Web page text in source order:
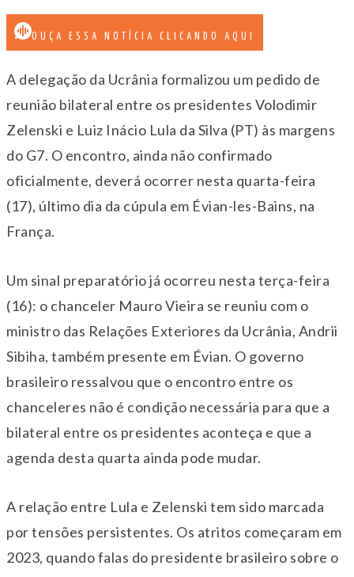
OUÇA ESSA NOTÍCIA CLICANDO AQUI
A delegação da Ucrânia formalizou um pedido de
reunião bilateral entre os presidentes Volodimir
Zelenski e Luiz Inácio Lula da Silva (PT) às margens
do G7. O encontro, ainda não confirmado
oficialmente, deverá ocorrer nesta quarta-feira
(17), último dia da cúpula em Évian-les-Bains, na
França.
Um sinal preparatório já ocorreu nesta terça-feira
(16): o chanceler Mauro Vieira se reuniu com o
ministro das Relações Exteriores da Ucrânia, Andrii
Sibiha, também presente em Évian. O governo
brasileiro ressalvou que o encontro entre os
chanceleres não é condição necessária para que a
bilateral entre os presidentes aconteça e que a
agenda desta quarta ainda pode mudar.
A relação entre Lula e Zelenski tem sido marcada
por tensões persistentes. Os atritos começaram em
2023, quando falas do presidente brasileiro sobre o